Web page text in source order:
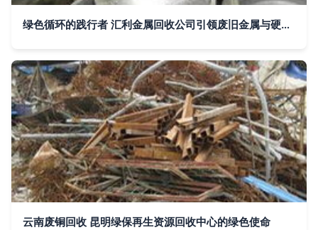
绿色循环的践行者 汇利金属回收公司引领废旧金属与硬质合金回收新篇章
云南废铜回收 昆明绿保再生资源回收中心的绿色使命